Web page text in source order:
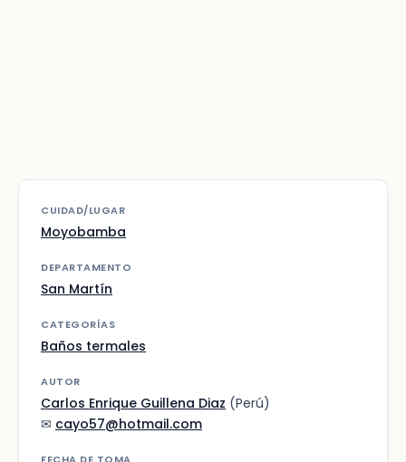
CUIDAD/LUGAR
Moyobamba
DEPARTAMENTO
San Martín
CATEGORÍAS
Baños termales
AUTOR
Carlos Enrique Guillena Diaz (Perú)
✉ cayo57@hotmail.com
FECHA DE TOMA